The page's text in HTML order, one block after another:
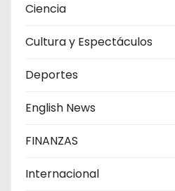
Ciencia
Cultura y Espectáculos
Deportes
English News
FINANZAS
Internacional